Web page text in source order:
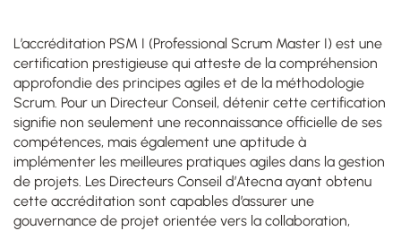
L’accréditation PSM I (Professional Scrum Master I) est une
certification prestigieuse qui atteste de la compréhension
approfondie des principes agiles et de la méthodologie
Scrum. Pour un Directeur Conseil, détenir cette certification
signifie non seulement une reconnaissance officielle de ses
compétences, mais également une aptitude à
implémenter les meilleures pratiques agiles dans la gestion
de projets. Les Directeurs Conseil d’Atecna ayant obtenu
cette accréditation sont capables d’assurer une
gouvernance de projet orientée vers la collaboration,